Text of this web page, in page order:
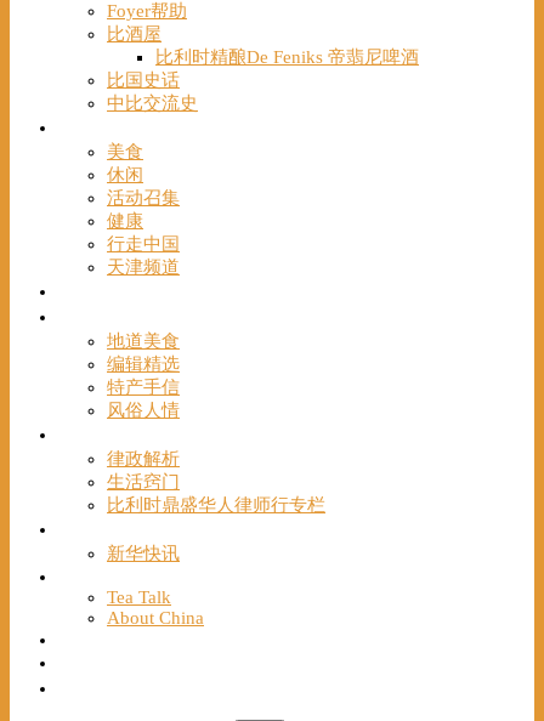
Foyer帮助
比酒屋
比利时精酿De Feniks 帝翡尼啤酒
比国史话
中比交流史
美食
休闲
活动召集
健康
行走中国
天津频道
地道美食
编辑精选
特产手信
风俗人情
律政解析
生活窍门
比利时鼎盛华人律师行专栏
新华快讯
Tea Talk
About China